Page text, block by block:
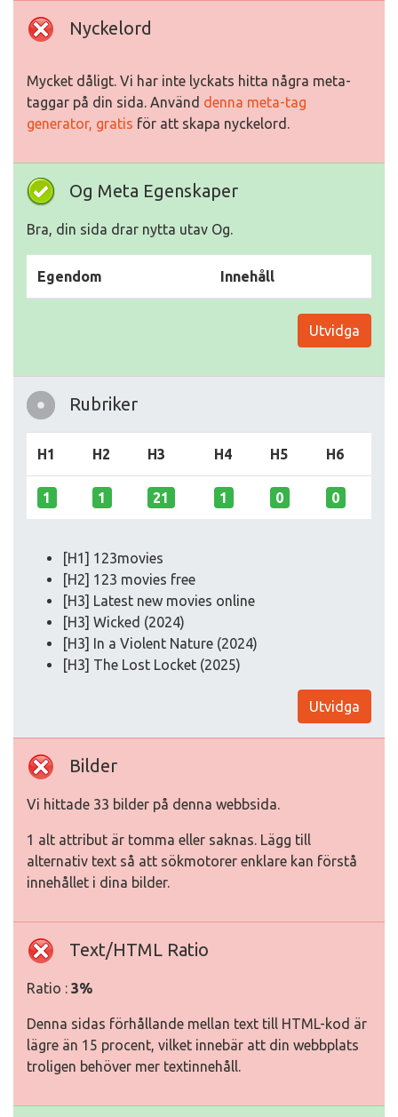
Nyckelord
Mycket dåligt. Vi har inte lyckats hitta några meta-
taggar på din sida. Använd denna meta-tag
generator, gratis för att skapa nyckelord.
Og Meta Egenskaper
Bra, din sida drar nytta utav Og.
Egendom Innehåll
Utvidga
Rubriker
H1 H2 H3 H4 H5 H6
1 1 21 1 0 0
[H1] 123movies
[H2] 123 movies free
[H3] Latest new movies online
[H3] Wicked (2024)
[H3] In a Violent Nature (2024)
[H3] The Lost Locket (2025)
Utvidga
Bilder
Vi hittade 33 bilder på denna webbsida.
1 alt attribut är tomma eller saknas. Lägg till
alternativ text så att sökmotorer enklare kan förstå
innehållet i dina bilder.
Text/HTML Ratio
Ratio : 3%
Denna sidas förhållande mellan text till HTML-kod är
lägre än 15 procent, vilket innebär att din webbplats
troligen behöver mer textinnehåll.